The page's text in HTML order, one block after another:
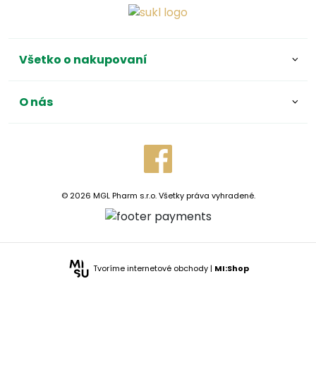
Všetko o nakupovaní
O nás
© 2026 MGL Pharm s.r.o. Všetky práva vyhradené.
Tvoríme internetové obchody | MI:Shop